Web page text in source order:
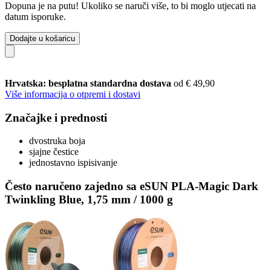
Dopuna je na putu! Ukoliko se naruči više, to bi moglo utjecati na
datum isporuke.
Dodajte u košaricu
Hrvatska: besplatna standardna dostava od € 49,90
Više informacija o otpremi i dostavi
Značajke i prednosti
dvostruka boja
sjajne čestice
jednostavno ispisivanje
Često naručeno zajedno sa eSUN PLA-Magic Dark
Twinkling Blue, 1,75 mm / 1000 g